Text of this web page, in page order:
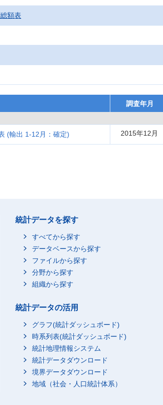
額表
調査年月
(輸出 1-12月：確定) 2015年12月
統計データを探す
すべてから探す
データベースから探す
ファイルから探す
分野から探す
組織から探す
統計データの活用
グラフ(統計ダッシュボード)
時系列表(統計ダッシュボード)
統計地理情報システム
統計データダウンロード
境界データダウンロード
地域（社会・人口統計体系）